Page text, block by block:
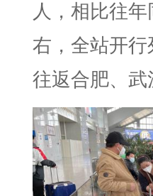
人，相比往
右，全站开
往返合肥、武